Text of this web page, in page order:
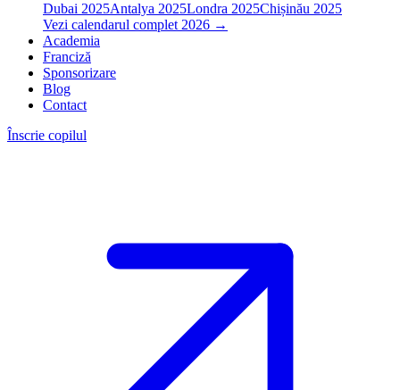
Dubai 2025Antalya 2025Londra 2025Chișinău 2025
Vezi calendarul complet 2026 →
Academia
Franciză
Sponsorizare
Blog
Contact
Înscrie copilul